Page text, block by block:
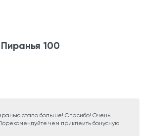
100
стало больше! Спасибо! Очень
чем приклеить бонусную